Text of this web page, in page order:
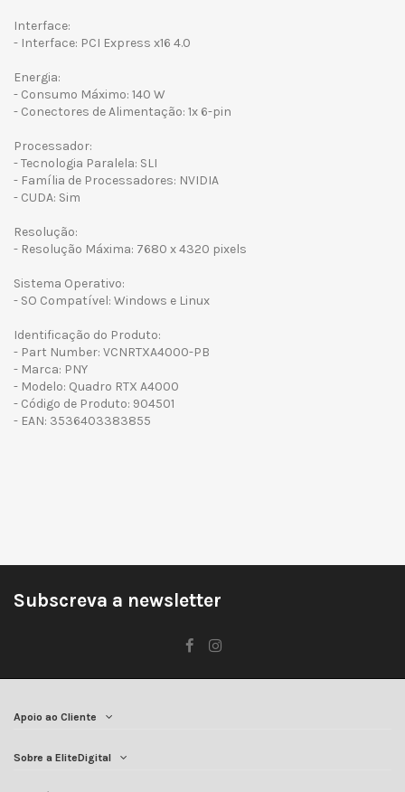
Interface:
- Interface: PCI Express x16 4.0
Energia:
- Consumo Máximo: 140 W
- Conectores de Alimentação: 1x 6-pin
Processador:
- Tecnologia Paralela: SLI
- Família de Processadores: NVIDIA
- CUDA: Sim
Resolução:
- Resolução Máxima: 7680 x 4320 pixels
Sistema Operativo:
- SO Compatível: Windows e Linux
Identificação do Produto:
- Part Number: VCNRTXA4000-PB
- Marca: PNY
- Modelo: Quadro RTX A4000
- Código de Produto: 904501
- EAN: 3536403383855
Subscreva a newsletter
Apoio ao Cliente
Sobre a EliteDigital